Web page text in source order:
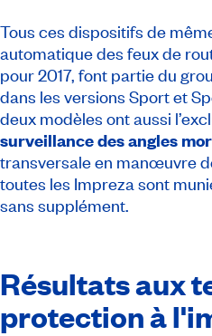
Tous ces dispositifs de
automatique des feux de
pour 2017, font partie du
dans les versions Sport et
deux modèles ont aussi
surveillance des angles
transversale en manœuvre
toutes les Impreza sont
sans supplément.
Résultats aux
protection à